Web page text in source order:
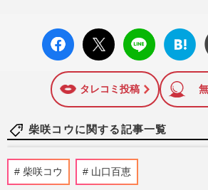
facebo
ok い
X ポス
ト
LINE
はてな
ブック
に追加
タレコミ投稿
柴咲コウに関する記事一覧
《東野圭吾ドラマラン
い！圧倒的1位は福山雅
柴咲コウ 山口百恵